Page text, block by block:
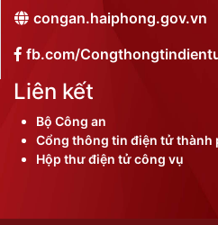
congan.haiphong.gov.vn
fb.com/
Liên kết
Bộ Công an
Cổng thông tin điện tử thành
Hộp thư điện tử công vụ